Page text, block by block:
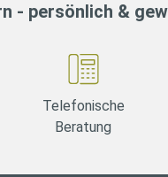
- persönlich &
Telefonische
Beratung